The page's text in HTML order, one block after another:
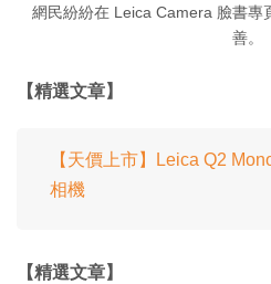
網民紛紛在 Leica Camera 臉書專
善。
【精選文章】
【天價上市】Leica Q2
相機
【精選文章】